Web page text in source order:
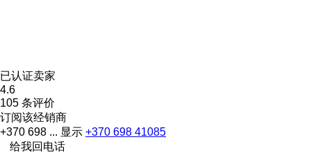
已认证卖家
4.6
105 条评价
订阅该经销商
+370 698 ... 显示 +370 698 41085
给我回电话